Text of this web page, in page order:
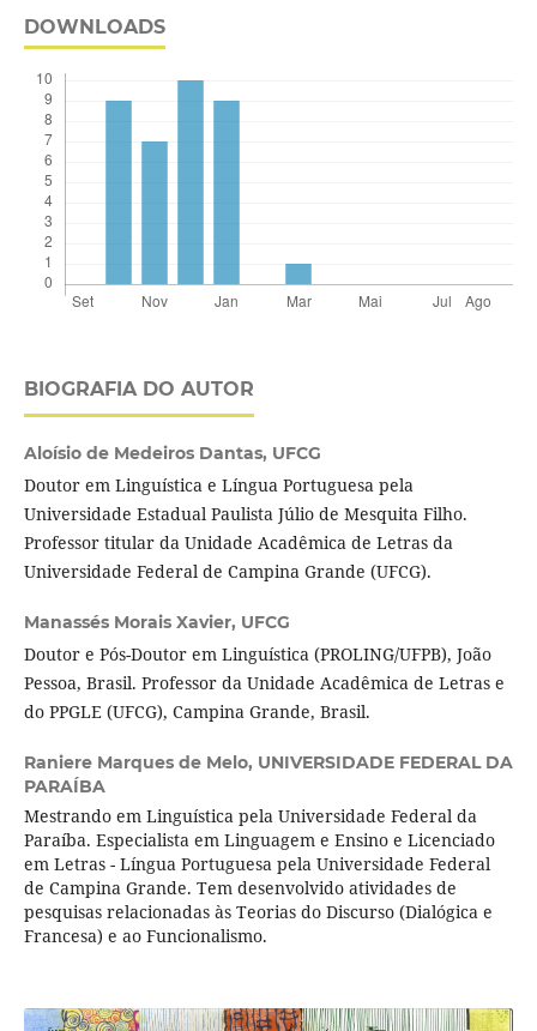
DOWNLOADS
BIOGRAFIA DO AUTOR
Aloísio de Medeiros Dantas, UFCG
Doutor em Linguística e Língua Portuguesa pela
Universidade Estadual Paulista Júlio de Mesquita Filho.
Professor titular da Unidade Acadêmica de Letras da
Universidade Federal de Campina Grande (UFCG).
Manassés Morais Xavier, UFCG
Doutor e Pós-Doutor em Linguística (PROLING/UFPB), João
Pessoa, Brasil. Professor da Unidade Acadêmica de Letras e
do PPGLE (UFCG), Campina Grande, Brasil.
Raniere Marques de Melo, UNIVERSIDADE FEDERAL DA
PARAÍBA
Mestrando em Linguística pela Universidade Federal da
Paraíba. Especialista em Linguagem e Ensino e Licenciado
em Letras - Língua Portuguesa pela Universidade Federal
de Campina Grande. Tem desenvolvido atividades de
pesquisas relacionadas às Teorias do Discurso (Dialógica e
Francesa) e ao Funcionalismo.